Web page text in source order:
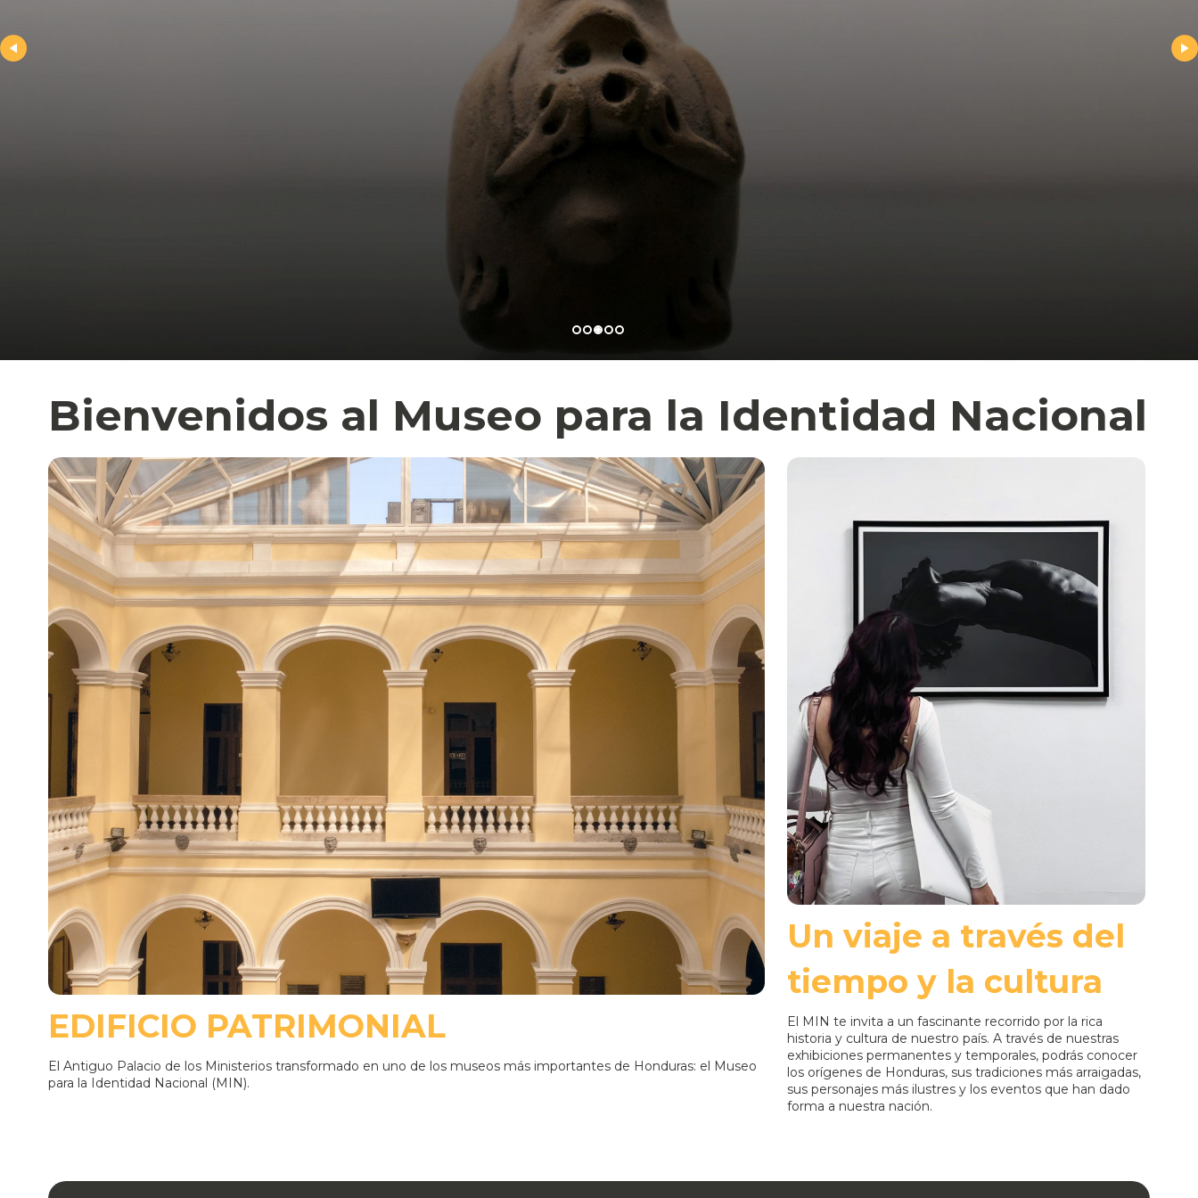
Bienvenidos al Museo para la Identidad Nacional
EDIFICIO PATRIMONIAL
El Antiguo Palacio de los Ministerios transformado en uno de los museos más importantes de Honduras: el Museo
para la Identidad Nacional (MIN).
Un viaje a través del
tiempo y la cultura
El MIN te invita a un fascinante recorrido por la rica
historia y cultura de nuestro país. A través de nuestras
exhibiciones permanentes y temporales, podrás conocer
los orígenes de Honduras, sus tradiciones más arraigadas,
sus personajes más ilustres y los eventos que han dado
forma a nuestra nación.